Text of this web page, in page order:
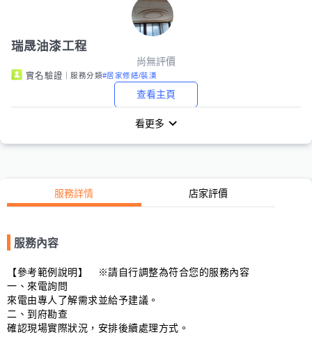
瑞晟油漆工程
尚無評價
實名驗證 ｜服務分類#居家修繕/裝潢
查看主頁
看更多
服務詳情 店家評價
服務內容
【參考範例說明】　※請自行調整為符合您的服務內容
一、來電詢問
來電由專人了解需求並給予建議。
二、到府勘查
確認現場實際狀況，安排後續處理方式。